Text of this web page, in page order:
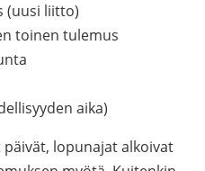
(uusi liitto)
toinen tulemus
aika)
päivät, lopunajat alkoivat